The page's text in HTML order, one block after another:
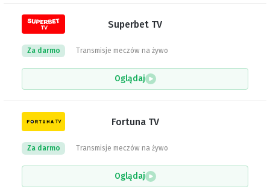
Superbet TV
Transmisje meczów na żywo
Za darmo
Oglądaj
Fortuna TV
Transmisje meczów na żywo
Za darmo
Oglądaj